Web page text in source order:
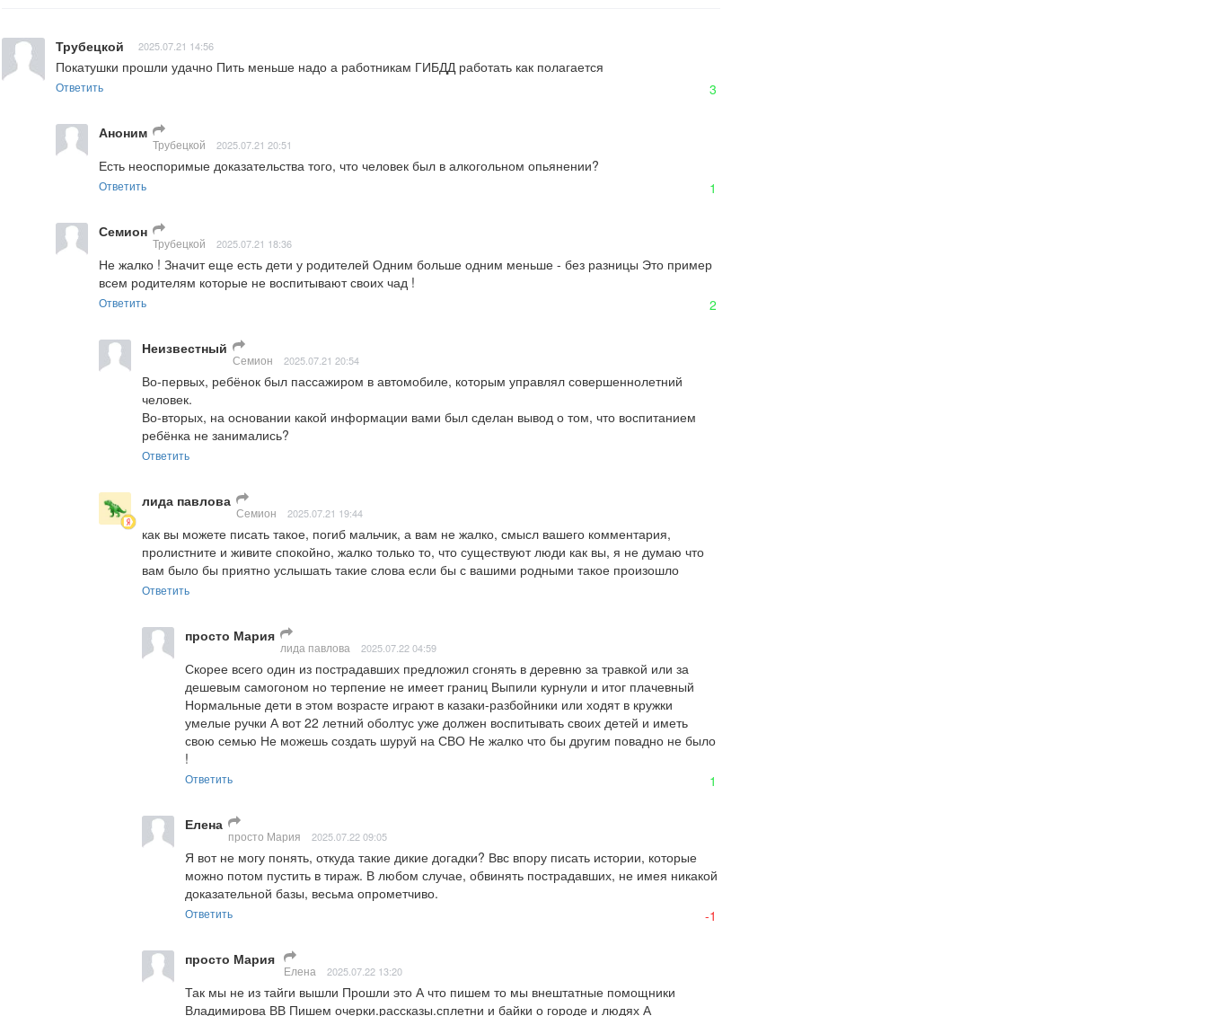
Трубецкой 2025.07.21 14:56
Покатушки прошли удачно Пить меньше надо а работникам ГИБДД работать как полагается
Ответить 3
Аноним
Трубецкой 2025.07.21 20:51
Есть неоспоримые доказательства того, что человек был в алкогольном опьянении?
Ответить 1
Семион
Трубецкой 2025.07.21 18:36
Не жалко ! Значит еще есть дети у родителей Одним больше одним меньше - без разницы Это пример
всем родителям которые не воспитывают своих чад !
Ответить 2
Неизвестный
Семион 2025.07.21 20:54
Во-первых, ребёнок был пассажиром в автомобиле, которым управлял совершеннолетний
человек.
Во-вторых, на основании какой информации вами был сделан вывод о том, что воспитанием
ребёнка не занимались?
Ответить
лида павлова
Семион 2025.07.21 19:44
как вы можете писать такое, погиб мальчик, а вам не жалко, смысл вашего комментария,
пролистните и живите спокойно, жалко только то, что существуют люди как вы, я не думаю что
вам было бы приятно услышать такие слова если бы с вашими родными такое произошло
Ответить
просто Мария
лида павлова 2025.07.22 04:59
Скорее всего один из пострадавших предложил сгонять в деревню за травкой или за
дешевым самогоном но терпение не имеет границ Выпили курнули и итог плачевный
Нормальные дети в этом возрасте играют в казаки-разбойники или ходят в кружки
умелые ручки А вот 22 летний оболтус уже должен воспитывать своих детей и иметь
свою семью Не можешь создать шуруй на СВО Не жалко что бы другим повадно не было
!
Ответить 1
Елена
просто Мария 2025.07.22 09:05
Я вот не могу понять, откуда такие дикие догадки? Ввс впору писать истории, которые
можно потом пустить в тираж. В любом случае, обвинять пострадавших, не имея никакой
доказательной базы, весьма опрометчиво.
Ответить -1
просто Мария
Елена 2025.07.22 13:20
Так мы не из тайги вышли Прошли это А что пишем то мы внештатные помощники
Владимирова ВВ Пишем очерки.рассказы.сплетни и байки о городе и людях А